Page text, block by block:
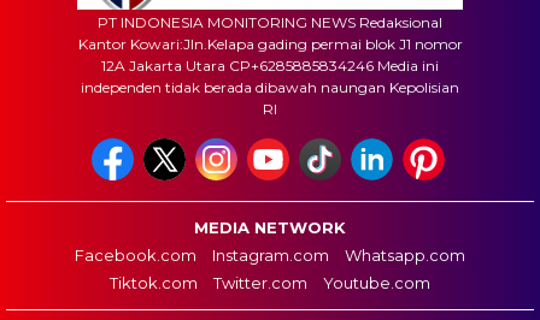
PT INDONESIA MONITORING NEWS Redaksional
Kantor Kowari:Jln.Kelapa gading permai blok J1 nomor
12A Jakarta Utara CP+6285885834246 Media ini
independen tidak berada dibawah naungan Kepolisian
RI
MEDIA NETWORK
Facebook.com
Instagram.com
Whatsapp.com
Tiktok.com
Twitter.com Youtube.com